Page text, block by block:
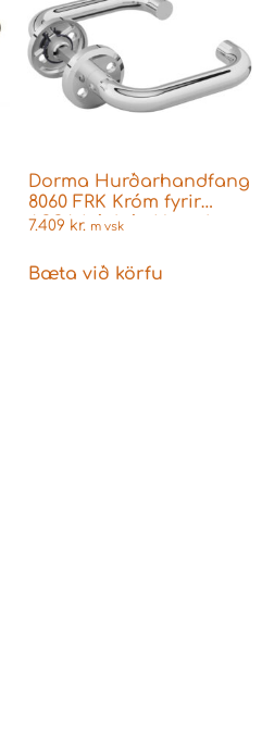
Dorma Hurðarhandfang
8060 FRK Króm fyrir
ASSA Láshús Utandyra
7.409 kr. m vsk
Bæta við körfu